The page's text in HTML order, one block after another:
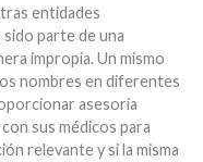
entidades
sido parte de una
impropia. Un mismo
nombres en diferentes
asesoría
sus médicos para
relevante y si la misma